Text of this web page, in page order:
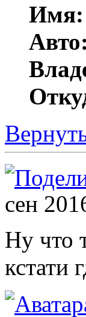
Имя:
Авто:
сен
Ну что
кстати